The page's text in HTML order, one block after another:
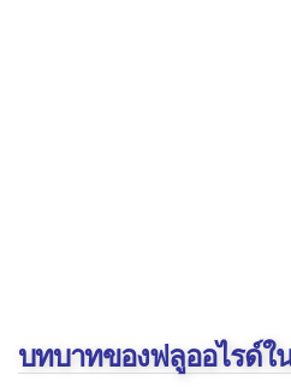
สังกะสี (Zinc)
บทบาทของฟลูออไรด์ใ